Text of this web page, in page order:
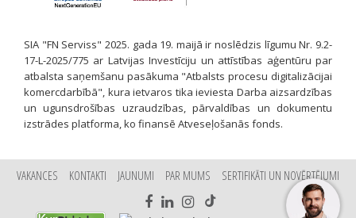
SIA "FN Serviss" 2025. gada 19. maijā ir noslēdzis līgumu Nr. 9.2-
17-L-2025/775 ar Latvijas Investīciju un attīstības aģentūru par
atbalsta saņemšanu pasākuma "Atbalsts procesu digitalizācijai
komercdarbībā", kura ietvaros tika ieviesta Darba aizsardzības
un ugunsdrošības uzraudzības, pārvaldības un dokumentu
izstrādes platforma, ko finansē Atveseļošanās fonds.
VAKANCES KONTAKTI JAUNUMI PAR MUMS SERTIFIKĀTI UN NOVĒRTĒJUMI